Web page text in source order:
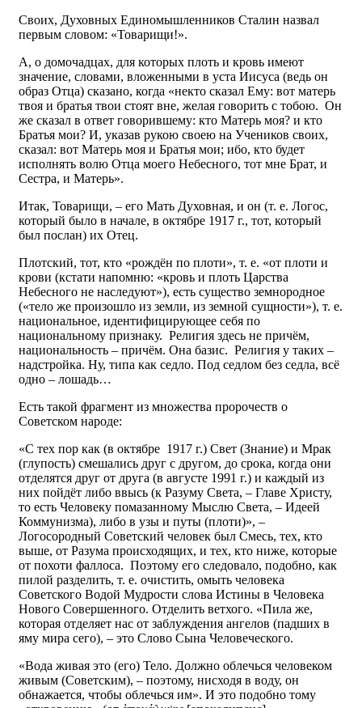
Своих, Духовных Единомышленников Сталин назвал
первым словом: «Товарищи!».
А, о домочадцах, для которых плоть и кровь имеют
значение, словами, вложенными в уста Иисуса (ведь он
образ Отца) сказано, когда «некто сказал Ему: вот матерь
твоя и братья твои стоят вне, желая говорить с тобою. Он
же сказал в ответ говорившему: кто Матерь моя? и кто
Братья мои? И, указав рукою своею на Учеников своих,
сказал: вот Матерь моя и Братья мои; ибо, кто будет
исполнять волю Отца моего Небесного, тот мне Брат, и
Сестра, и Матерь».
Итак, Товарищи, – его Мать Духовная, и он (т. е. Логос,
который было в начале, в октябре 1917 г., тот, который
был послан) их Отец.
Плотский, тот, кто «рождён по плоти», т. е. «от плоти и
крови (кстати напомню: «кровь и плоть Царства
Небесного не наследуют»), есть существо земнородное
(«тело же произошло из земли, из земной сущности»), т. е.
национальное, идентифицирующее себя по
национальному признаку. Религия здесь не причём,
национальность – причём. Она базис. Религия у таких –
надстройка. Ну, типа как седло. Под седлом без седла, всё
одно – лошадь…
Есть такой фрагмент из множества пророчеств о
Советском народе:
«С тех пор как (в октябре 1917 г.) Свет (Знание) и Мрак
(глупость) смешались друг с другом, до срока, когда они
отделятся друг от друга (в августе 1991 г.) и каждый из
них пойдёт либо ввысь (к Разуму Света, – Главе Христу,
то есть Человеку помазанному Мыслю Света, – Идеей
Коммунизма), либо в узы и путы (плоти)», –
Логосородный Советский человек был Смесь, тех, кто
выше, от Разума происходящих, и тех, кто ниже, которые
от похоти фаллоса. Поэтому его следовало, подобно, как
пилой разделить, т. е. очистить, омыть человека
Советского Водой Мудрости слова Истины в Человека
Нового Совершенного. Отделить ветхого. «Пила же,
которая отделяет нас от заблуждения ангелов (падших в
яму мира сего), – это Слово Сына Человеческого.
«Вода живая это (его) Тело. Должно облечься человеком
живым (Советским), – поэтому, нисходя в воду, он
обнажается, чтобы облечься им». И это подобно тому